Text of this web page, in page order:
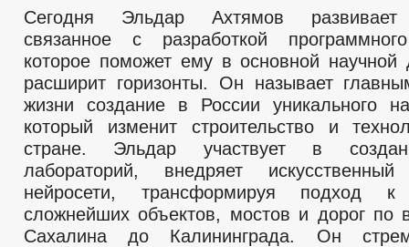
Сегодня Эльдар Ахтямов развивает
связанное с разработкой
которое поможет ему в основной научной
расширит горизонты. Он называет
жизни создание в России уникального
который изменит строительство и
стране. Эльдар участвует в
лабораторий, внедряет
нейросети, трансформируя подход к
сложнейших объектов, мостов и дорог по
Сахалина до Калининграда. Он